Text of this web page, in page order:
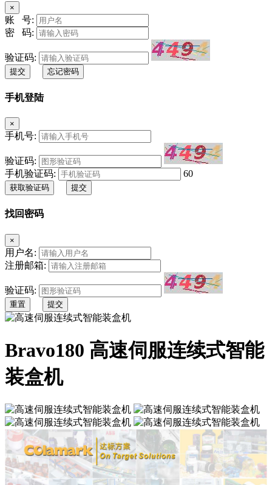
×
账 号:
密 码:
验证码:
提交 忘记密码
手机登陆
×
手机号:
验证码:
手机验证码:
60
获取验证码 提交
找回密码
×
用户名:
注册邮箱:
验证码:
重置 提交
Bravo180 高速伺服连续式智能
装盒机